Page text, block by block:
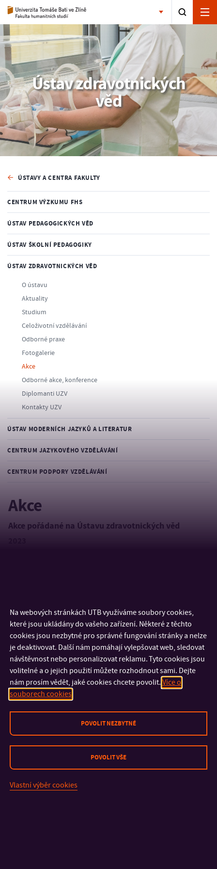
Ústav zdravotnických
věd
ÚSTAVY A CENTRA FAKULTY
CENTRUM VÝZKUMU FHS
ÚSTAV PEDAGOGICKÝCH VĚD
ÚSTAV ŠKOLNÍ PEDAGOGIKY
ÚSTAV ZDRAVOTNICKÝCH VĚD
O ústavu
Aktuality
Studium
Celoživotní vzdělávání
Odborné praxe
Fotogalerie
Akce
Odborné akce, konference
Diplomanti UZV
Kontakty UZV
ÚSTAV MODERNÍCH JAZYKŮ A LITERATUR
CENTRUM JAZYKOVÉHO VZDĚLÁVÁNÍ
CENTRUM PODPORY VZDĚLÁVÁNÍ
Akce
Akce pořádané na Ústavu zdravotnických věd
2022
Den Zdraví pro děti zaměstnanců UTB 2022
DŮLEŽITÉ INFORMACE
Na webových stránkách UTB využíváme soubory cookies,
které jsou ukládány do vašeho zařízení. Některé z těchto
cookies jsou nezbytné pro správné fungování stránky a nelze
je deaktivovat. Další nám pomáhají vylepšovat web, sledovat
návštěvnost nebo personalizovat reklamu. Tyto cookies jsou
volitelné a o jejich použití můžete rozhodnout sami. Dejte
nám prosím vědět, jaké cookies chcete povolit. Více o
souborech cookies
POVOLIT NEZBYTNÉ
POVOLIT VŠE
Vlastní výběr cookies